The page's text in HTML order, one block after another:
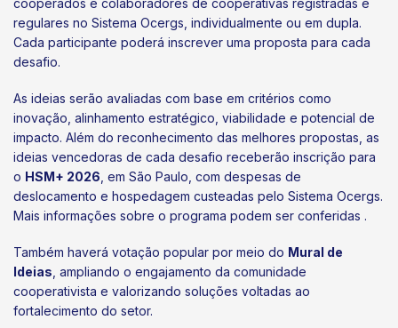
regulares no Sistema Ocergs, individualmente ou em dupla.
Cada participante poderá inscrever uma proposta para cada
desafio.
As ideias serão avaliadas com base em critérios como
inovação, alinhamento estratégico, viabilidade e potencial de
impacto. Além do reconhecimento das melhores propostas, as
ideias vencedoras de cada desafio receberão inscrição para
o HSM+ 2026 , em São Paulo, com despesas de
deslocamento e hospedagem custeadas pelo Sistema Ocergs.
Mais informações sobre o programa podem ser conferidas .
Também haverá votação popular por meio do Mural de
Ideias , ampliando o engajamento da comunidade
cooperativista e valorizando soluções voltadas ao
fortalecimento do setor.